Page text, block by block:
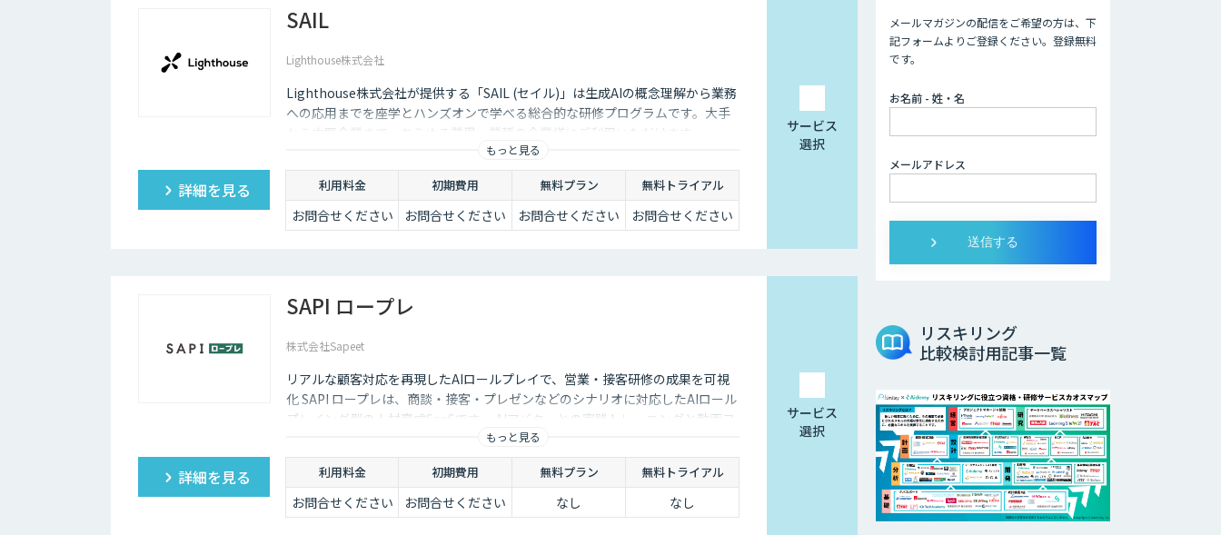
SAIL
Lighthouse株式会社
Lighthouse株式会社が提供する「SAIL (セイル)」は生成AIの概念理解から業務
への応用までを座学とハンズオンで学べる総合的な研修プログラムです。大手
から中堅企業まで、あらゆる業界・業種の企業様にご利用いただけます。
もっと見る
詳細を見る 利用料金 初期費用 無料プラン 無料トライアル
お問合せください お問合せください お問合せください お問合せください
サービス
選択
SAPI ロープレ
株式会社Sapeet
リアルな顧客対応を再現したAIロールプレイで、営業・接客研修の成果を可視
化 SAPI ロープレは、商談・接客・プレゼンなどのシナリオに対応したAIロール
プレイング型の人材育成SaaSです。 AIアバターとの実践トレーニングと動画フ
ィードバックにより、新人・中途スタッフの早期戦力化と教育の属人化解消を
支援します。
もっと見る
詳細を見る 利用料金 初期費用 無料プラン 無料トライアル
お問合せください お問合せください なし なし
サービス
選択
メールマガジンの配信をご希望の方は、下
記フォームよりご登録ください。登録無料
です。
お名前 - 姓・名
メールアドレス
リスキリング
比較検討用記事一覧